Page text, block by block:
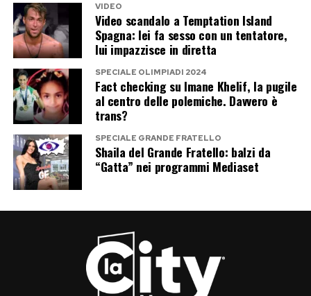
VIDEO
Video scandalo a Temptation Island
Spagna: lei fa sesso con un tentatore,
lui impazzisce in diretta
SPECIALE OLIMPIADI 2024
Fact checking su Imane Khelif, la pugile
al centro delle polemiche. Davvero è
trans?
SPECIALE GRANDE FRATELLO
Shaila del Grande Fratello: balzi da
“Gatta” nei programmi Mediaset